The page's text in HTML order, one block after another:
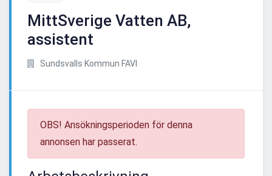
MittSverige Vatten AB,
assistent
Sundsvalls Kommun FAVI
OBS! Ansökningsperioden för denna
annonsen har passerat.